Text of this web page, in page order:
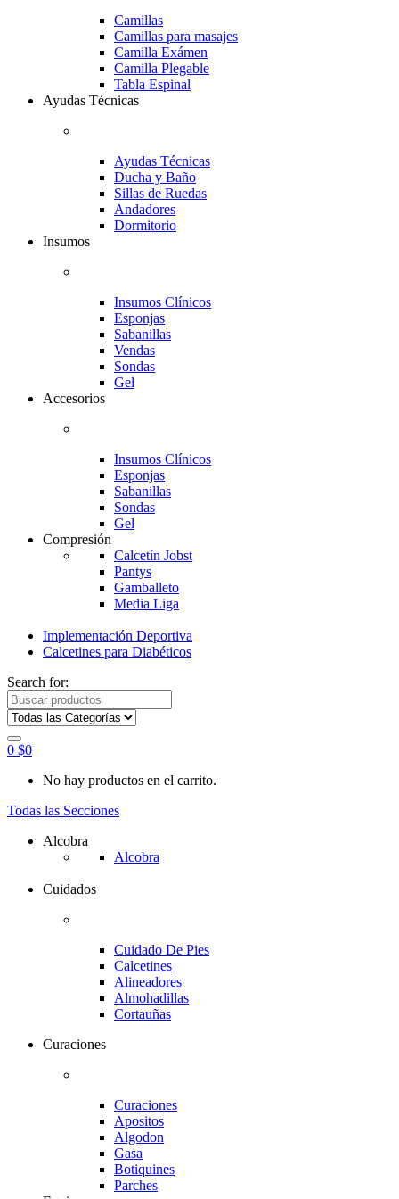
Camillas
Camillas para masajes
Camilla Exámen
Camilla Plegable
Tabla Espinal
Ayudas Técnicas
Ayudas Técnicas
Ducha y Baño
Sillas de Ruedas
Andadores
Dormitorio
Insumos
Insumos Clínicos
Esponjas
Sabanillas
Vendas
Sondas
Gel
Accesorios
Insumos Clínicos
Esponjas
Sabanillas
Sondas
Gel
Compresión
Calcetín Jobst
Pantys
Gamballeto
Media Liga
Implementación Deportiva
Calcetines para Diabéticos
Search for:
0 $0
No hay productos en el carrito.
Todas las Secciones
Alcobra
Alcobra
Cuidados
Cuidado De Pies
Calcetines
Alineadores
Almohadillas
Cortauñas
Curaciones
Curaciones
Apositos
Algodon
Gasa
Botiquines
Parches